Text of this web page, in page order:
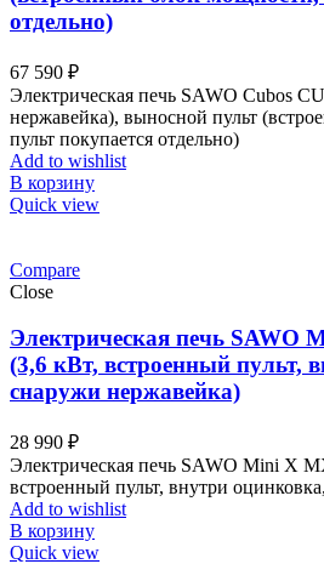
отдельно)
67 590 ₽
Электрическая печь SAWO Cubos
нержавейка), выносной пульт
пульт покупается отдельно)
Add to wishlist
В корзину
Quick view
Compare
Close
Электрическая печь SAWO
(3,6 кВт, встроенный пульт,
снаружи нержавейка)
28 990 ₽
Электрическая печь SAWO Mini X
встроенный пульт, внутри
Add to wishlist
В корзину
Quick view